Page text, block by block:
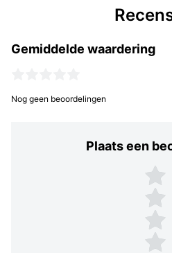
Gemiddelde waardering
Nog geen beoordelingen
Plaats een
5
4
3
2